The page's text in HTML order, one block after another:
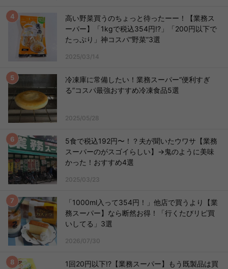
高い野菜買うのちょっと待ったーー！【業務ス
ーパー】「1kgで税込354円!?」「200円以下で
たっぷり」神コスパ“野菜”3選
2025/03/14
冷凍庫に常備したい！業務スーパー“便利すぎ
る”コスパ最強おすすめ冷凍食品5選
2025/05/28
5食で税込192円〜！？夫が聞いたウワサ【業務
スーパーのがスゴイらしい】→鬼のように美味
かった！おすすめ4選
2025/03/23
「1000ml入って354円！」他店で買うより【業
務スーパー】なら断然お得！「行くたびリピ買
いしてる」3選
2026/07/30
1回20円以下!?【業務スーパー】もう既製品は買